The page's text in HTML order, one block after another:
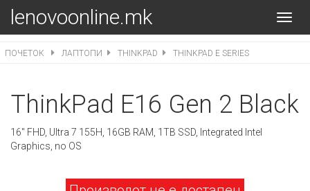
lenovoonline.mk
ПОЧЕТОК ЛАПТОПИ THINKPAD THINKPAD E SERIES
ThinkPad E16 Gen 2 Black
16" FHD, Ultra 7 155H, 16GB RAM, 1TB SSD, Integrated Intel
Graphics, no OS